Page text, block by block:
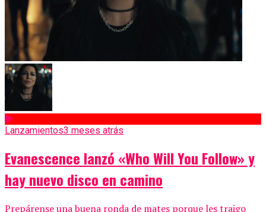
Lanzamientos3 meses atrás
Evanescence lanzó «Who Will You Follow» y
hay nuevo disco en camino
Prepárense una buena ronda de mates porque les traigo